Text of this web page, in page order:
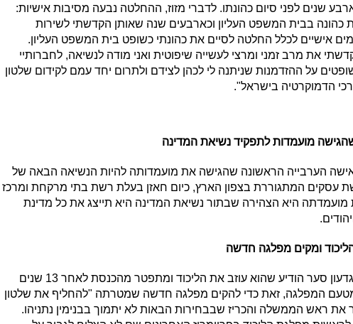
שנים לפני סיום כהונתו. לדברי מזוז, ההחלטה נבעה מסיבות אישיות:
כהונה בבית המשפט העליון וכארבעים שנה שאותן הקדשתי לשירות
אישיים לכלל החלטה לסיים את כהונתי כשופט בית המשפט העליון.
את מרב זמני ומרצי לעשייה שיפוטית ואני מודה לנשיאה, לחברותיי
על ההזדמנות שניתנה לי לכהן לצידם ולתרום יחד עמם לקידום שלטון
הדמוקרטיה בישראל".
מועמדות לתפקיד נשיאת המדינה
הערבייה הראשונה שהגישה את מועמדותה להיות הנשיאה הבאה של
עסקים המתגוררת בצפון הארץ, כיום חאזן בעלת רשת בתי מרקחת ומרכז
מועמדתה היא הצהירה שבתור נשיאת המדינה היא תייצג את כל מדינת
ומקים מפלגה חדשה
ביום שלישי האחרון גדעון סער הודיע שהוא עוזב את הליכוד ומתפטר מהכנסת לאחר 13 שנים
המפלגה, זאת כדי להקים מפלגה חדשה שמטרתה "להחליף את שלטון
את ראש הממשלה והכריז שבבחירות הבאות לא יתמוך בבנימין נתניהו.